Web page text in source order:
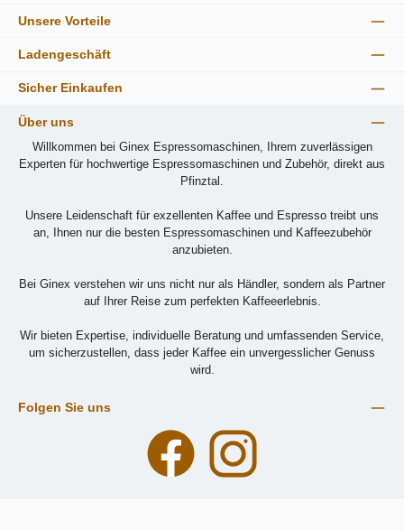
Unsere Vorteile
Ladengeschäft
Sicher Einkaufen
Über uns
Willkommen bei Ginex Espressomaschinen, Ihrem zuverlässigen
Experten für hochwertige Espressomaschinen und Zubehör, direkt aus
Pfinztal.
Unsere Leidenschaft für exzellenten Kaffee und Espresso treibt uns
an, Ihnen nur die besten Espressomaschinen und Kaffeezubehör
anzubieten.
Bei Ginex verstehen wir uns nicht nur als Händler, sondern als Partner
auf Ihrer Reise zum perfekten Kaffeeerlebnis.
Wir bieten Expertise, individuelle Beratung und umfassenden Service,
um sicherzustellen, dass jeder Kaffee ein unvergesslicher Genuss
wird.
Folgen Sie uns
Facebook Instagram